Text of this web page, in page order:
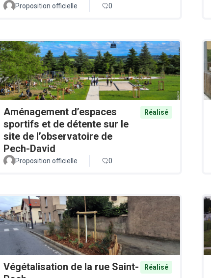
Proposition officielle 0
Aménagement d’espaces
sportifs et de détente sur le
site de l’observatoire de
Pech-David
Réalisé
Proposition officielle 0
Végétalisation de la rue Saint-
Réalisé